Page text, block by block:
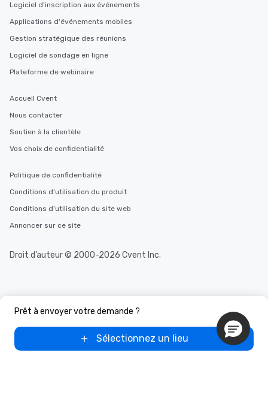
Prêt à envoyer votre demande ?
Sélectionnez un lieu
Logiciel d'inscription aux événements
Applications d'événements mobiles
Gestion stratégique des réunions
Logiciel de sondage en ligne
Plateforme de webinaire
Accueil Cvent
Nous contacter
Soutien à la clientèle
Vos choix de confidentialité
Politique de confidentialité
Conditions d’utilisation du produit
Conditions d’utilisation du site web
Annoncer sur ce site
Droit d’auteur © 2000-2026 Cvent Inc.